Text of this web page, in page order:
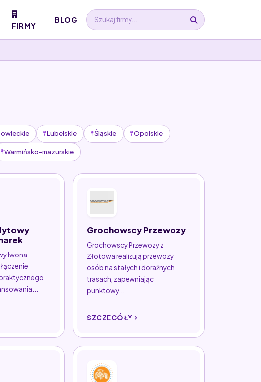
FIRMY
BLOG
Lubelskie Śląskie Opolskie
Warmińsko-mazurskie
Iwona
Grochowscy Przewozy
Grochowscy Przewozy z
Złotowa realizują przewozy
osób na stałych i doraźnych
trasach, zapewniając
punktowy...
SZCZEGÓŁY